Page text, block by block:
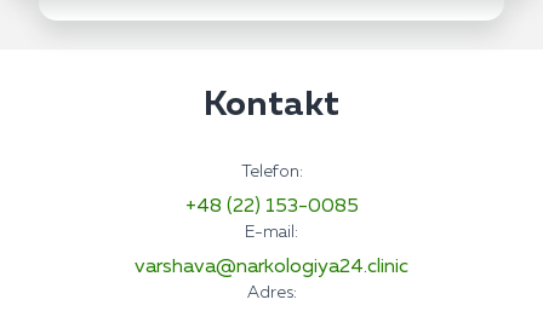
Kontakt
Telefon:
+48 (22) 153-0085
E-mail:
varshava@narkologiya24.clinic
Adres: